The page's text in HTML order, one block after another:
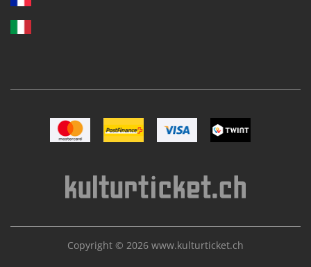
Bild MastercardBild Postfinance
Bild VISA Bild TWINT
Copyright © 2026 www.kulturticket.ch